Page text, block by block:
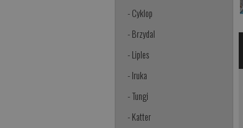
- Cyklop
- Brzydal
- Liples
- Iruka
- Tungi
- Katter